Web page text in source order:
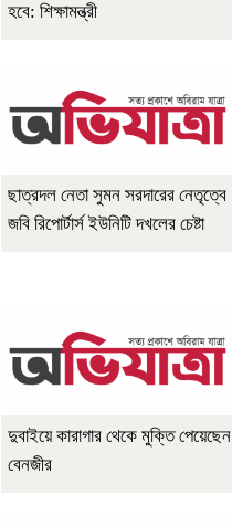
হবে: শিক্ষামন্ত্রী
ছাত্রদল নেতা সুমন সরদারের নেতৃত্বে
জবি রিপোর্টার্স ইউনিটি দখলের চেষ্টা
দুবাইয়ে কারাগার থেকে মুক্তি পেয়েছেন
বেনজীর